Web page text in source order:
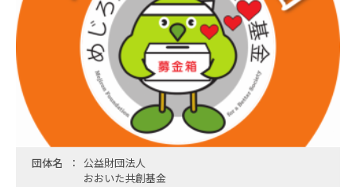
団体名
公益財団法人
おおいた共創基金